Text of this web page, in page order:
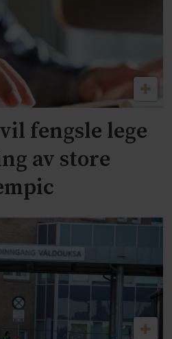
fengsle lege
av store